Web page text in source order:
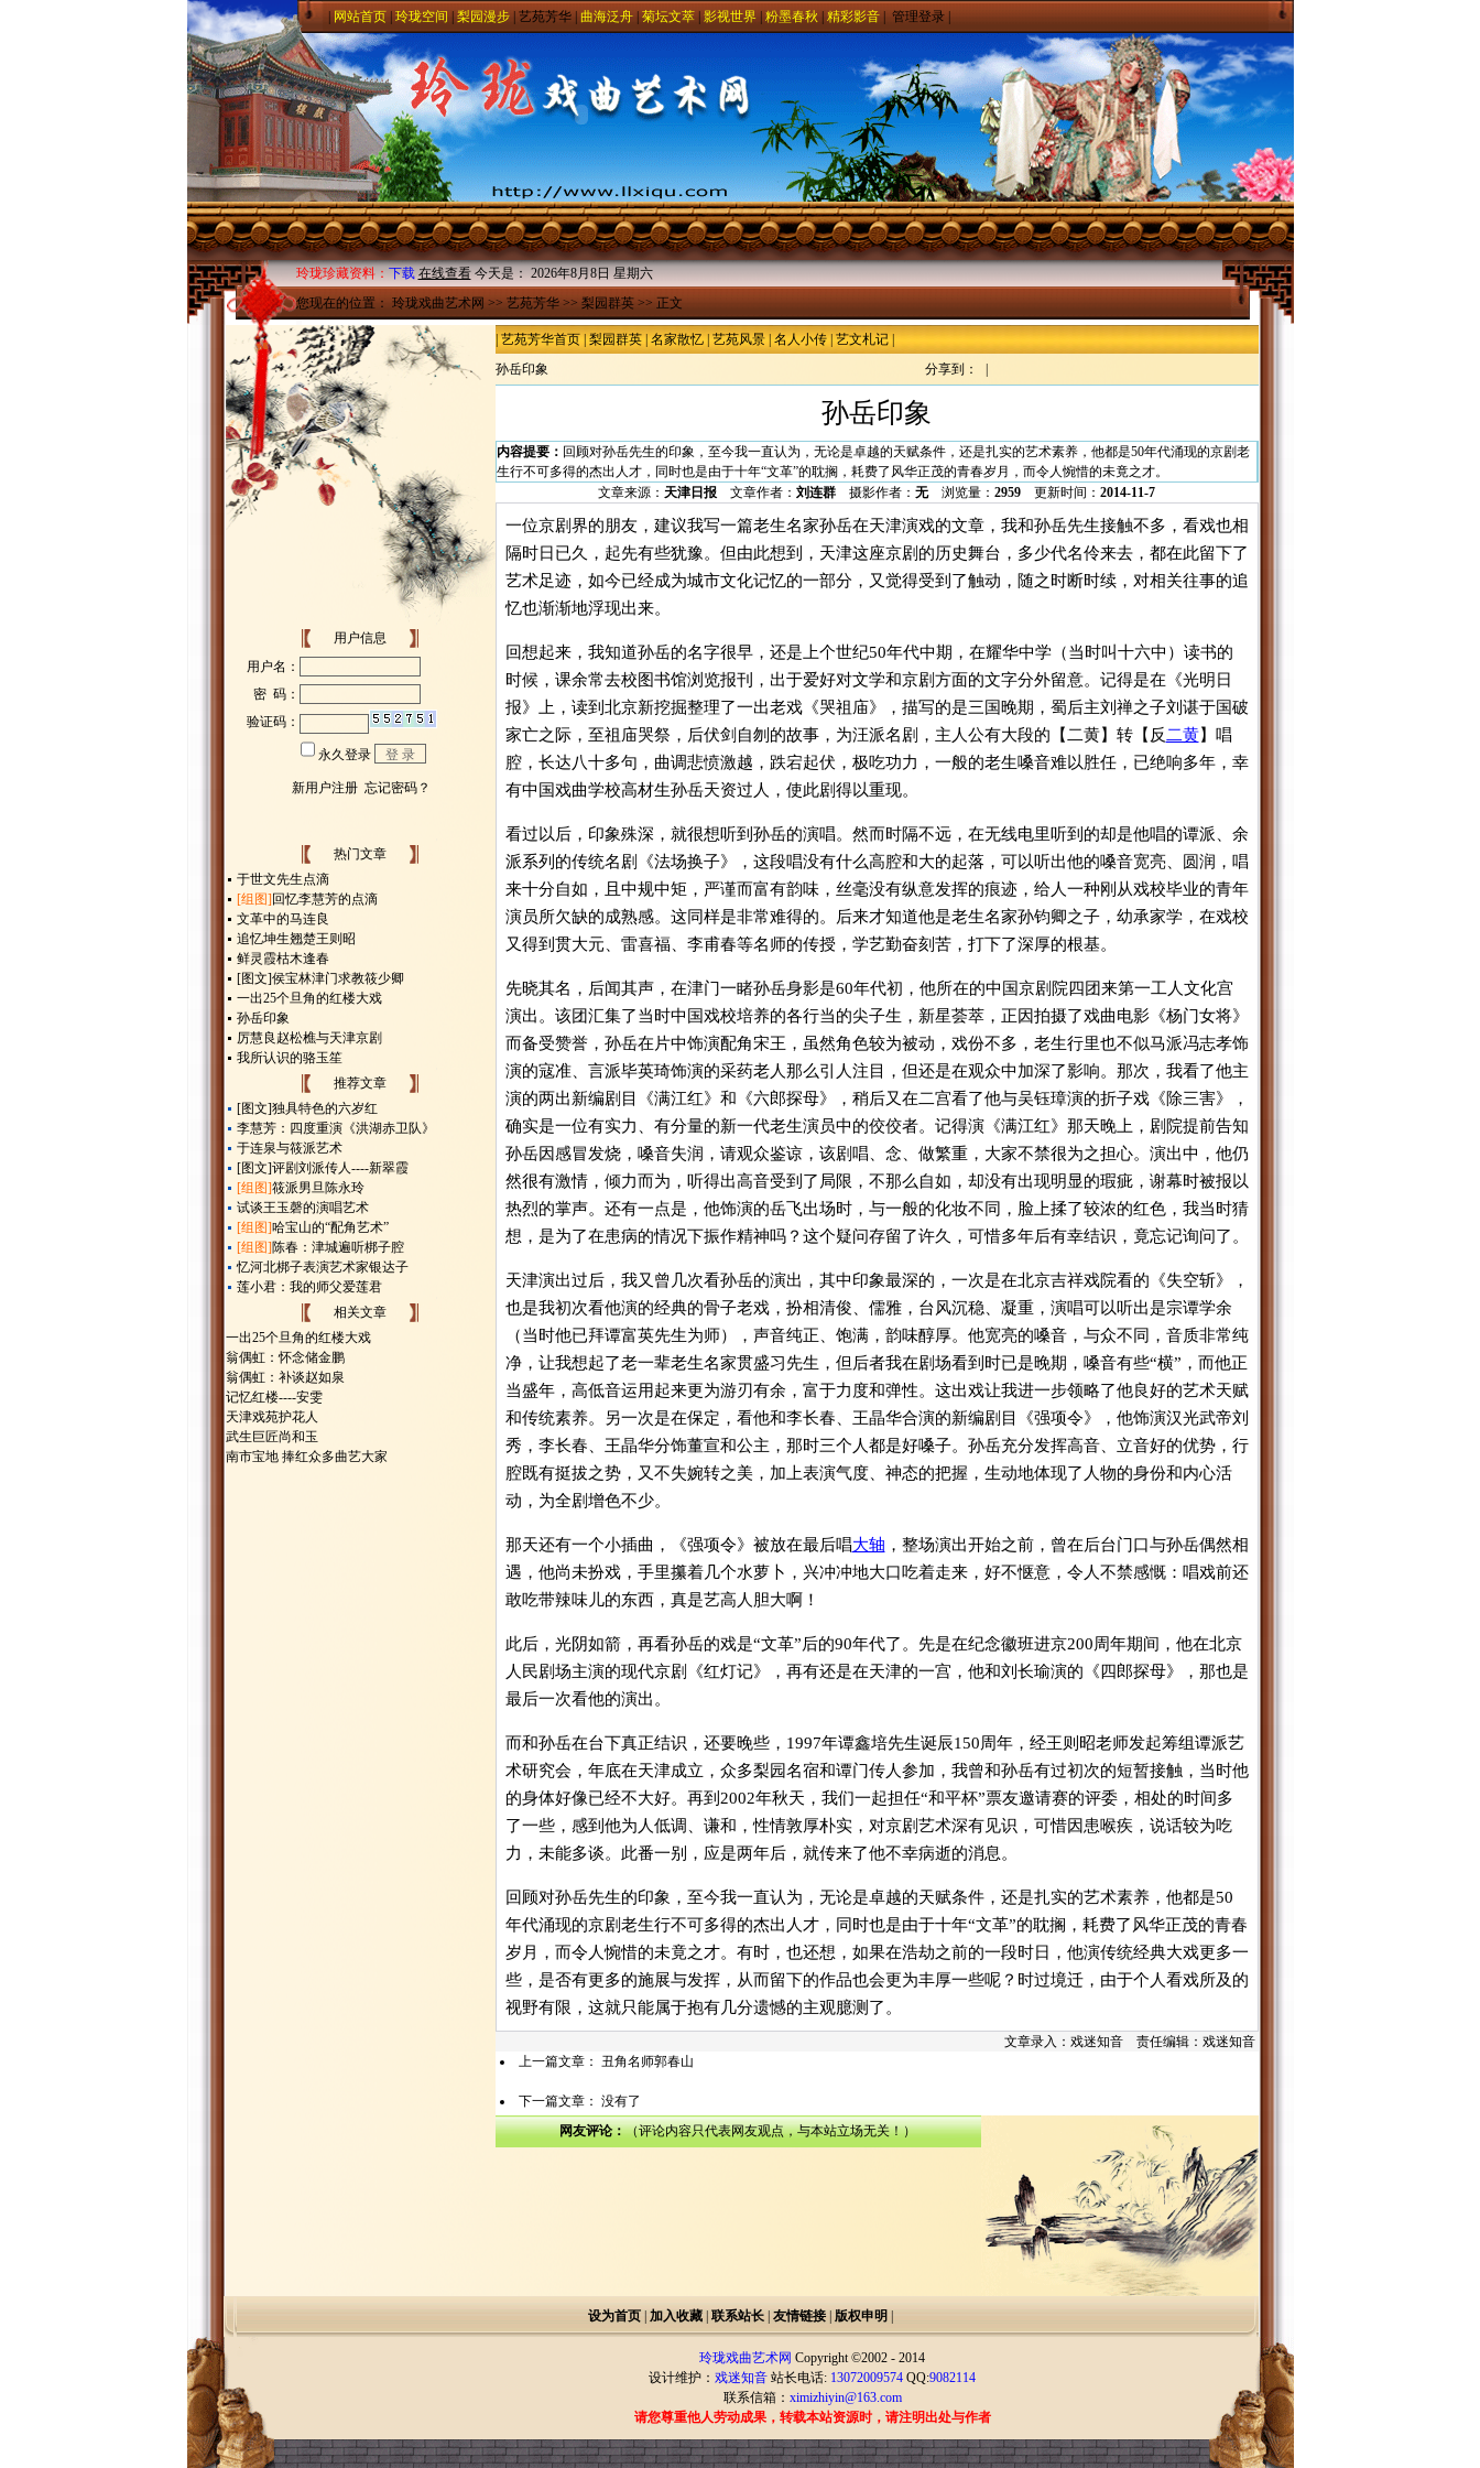
网站首页| 玲珑空间 梨园漫步| 艺苑芳华| 曲海泛舟| 菊坛文萃| 影视世界| 粉墨春秋 精彩影音| 管理登录|
玲珑珍藏资料：下载 在线查看今天是：2026年8月8日 星期六
您现在的位置：玲珑戏曲艺术网>>艺苑芳华>>梨园群英>> 正文
用户信息
热门文章
于世文先生点滴
[组图] 回忆李慧芳的点滴
文革中的马连良
追忆坤生翘楚王则昭
鲜灵霞枯木逢春
[图文]侯宝林津门求教筱少卿
一出25个旦角的红楼大戏
孙岳印象
厉慧良赵松樵与天津京剧
我所认识的骆玉笙
推荐文章
[图文]独具特色的六岁红
李慧芳：四度重演《洪湖赤卫队》
于连泉与筱派艺术
[图文]评剧刘派传人----新翠霞
[组图]筱派男旦陈永玲
试谈王玉磬的演唱艺术
[组图]哈宝山的“配角艺术”
[组图]陈春：津城遍听梆子腔
忆河北梆子表演艺术家银达子
莲小君：我的师父爱莲君
相关文章
一出25个旦角的红楼大戏
翁偶虹：怀念储金鹏
翁偶虹：补谈赵如泉
记忆红楼----安雯
天津戏苑护花人
武生巨匠尚和玉
南市宝地 捧红众多曲艺大家
艺苑芳华首页 梨园群英 名家散忆 艺苑风景 名人小传 艺文札记
孙岳印象
分享到：
孙岳印象
内容提要： 回顾对孙岳先生的印象，至今我一直认为，无论是卓越的天赋条件，还是扎实的艺术素养，他都是50年代涌现的京剧老
生行不可多得的杰出人才，同时也是由于十年“文革”的耽搁，耗费了风华正茂的青春岁月，而令人惋惜的未竟之才。
文章来源： 天津日报 文章作者： 刘连群 摄影作者： 无浏览量： 2959 更新时间： 2014-11-7
一位京剧界的朋友，建议我写一篇老生名家孙岳在天津演戏的文章，我和孙岳先生接触不多，看戏也相
隔时日已久，起先有些犹豫。但由此想到，天津这座京剧的历史舞台，多少代名伶来去，都在此留下了
艺术足迹，如今已经成为城市文化记忆的一部分，又觉得受到了触动，随之时断时续，对相关往事的追
忆也渐渐地浮现出来。
回想起来，我知道孙岳的名字很早，还是上个世纪50年代中期，在耀华中学（当时叫十六中）读书的
时候，课余常去校图书馆浏览报刊，出于爱好对文学和京剧方面的文字分外留意。记得是在《光明日
报》上，读到北京新挖掘整理了一出老戏《哭祖庙》，描写的是三国晚期，蜀后主刘禅之子刘谌于国破
家亡之际，至祖庙哭祭，后伏剑自刎的故事，为汪派名剧，主人公有大段的【二黄】转【反 二黄】唱
腔，长达八十多句，曲调悲愤激越，跌宕起伏，极吃功力，一般的老生嗓音难以胜任，已绝响多年，幸
有中国戏曲学校高材生孙岳天资过人，使此剧得以重现。
看过以后，印象殊深，就很想听到孙岳的演唱。然而时隔不远，在无线电里听到的却是他唱的谭派、余
派系列的传统名剧《法场换子》，这段唱没有什么高腔和大的起落，可以听出他的嗓音宽亮、圆润，唱
来十分自如，且中规中矩，严谨而富有韵味，丝毫没有纵意发挥的痕迹，给人一种刚从戏校毕业的青年
演员所欠缺的成熟感。这同样是非常难得的。后来才知道他是老生名家孙钧卿之子，幼承家学，在戏校
又得到贯大元、雷喜福、李甫春等名师的传授，学艺勤奋刻苦，打下了深厚的根基。
先晓其名，后闻其声，在津门一睹孙岳身影是60年代初，他所在的中国京剧院四团来第一工人文化宫
演出。该团汇集了当时中国戏校培养的各行当的尖子生，新星荟萃，正因拍摄了戏曲电影《杨门女将》
而备受赞誉，孙岳在片中饰演配角宋王，虽然角色较为被动，戏份不多，老生行里也不似马派冯志孝饰
演的寇准、言派毕英琦饰演的采药老人那么引人注目，但还是在观众中加深了影响。那次，我看了他主
演的两出新编剧目《满江红》和《六郎探母》，稍后又在二宫看了他与吴钰璋演的折子戏《除三害》，
确实是一位有实力、有分量的新一代老生演员中的佼佼者。记得演《满江红》那天晚上，剧院提前告知
孙岳因感冒发烧，嗓音失润，请观众鉴谅，该剧唱、念、做繁重，大家不禁很为之担心。演出中，他仍
然很有激情，倾力而为，听得出高音受到了局限，不那么自如，却没有出现明显的瑕疵，谢幕时被报以
热烈的掌声。还有一点是，他饰演的岳飞出场时，与一般的化妆不同，脸上揉了较浓的红色，我当时猜
想，是为了在患病的情况下振作精神吗？这个疑问存留了许久，可惜多年后有幸结识，竟忘记询问了。
天津演出过后，我又曾几次看孙岳的演出，其中印象最深的，一次是在北京吉祥戏院看的《失空斩》，
也是我初次看他演的经典的骨子老戏，扮相清俊、儒雅，台风沉稳、凝重，演唱可以听出是宗谭学余
（当时他已拜谭富英先生为师），声音纯正、饱满，韵味醇厚。他宽亮的嗓音，与众不同，音质非常纯
净，让我想起了老一辈老生名家贯盛习先生，但后者我在剧场看到时已是晚期，嗓音有些“横”，而他正
当盛年，高低音运用起来更为游刃有余，富于力度和弹性。这出戏让我进一步领略了他良好的艺术天赋
和传统素养。另一次是在保定，看他和李长春、王晶华合演的新编剧目《强项令》，他饰演汉光武帝刘
秀，李长春、王晶华分饰董宣和公主，那时三个人都是好嗓子。孙岳充分发挥高音、立音好的优势，行
腔既有挺拔之势，又不失婉转之美，加上表演气度、神态的把握，生动地体现了人物的身份和内心活
动，为全剧增色不少。
那天还有一个小插曲，《强项令》被放在最后唱大轴 ，整场演出开始之前，曾在后台门口与孙岳偶然相
遇，他尚未扮戏，手里攥着几个水萝卜，兴冲冲地大口吃着走来，好不惬意，令人不禁感慨：唱戏前还
敢吃带辣味儿的东西，真是艺高人胆大啊！
此后，光阴如箭，再看孙岳的戏是“文革”后的90年代了。先是在纪念徽班进京200周年期间，他在北京
人民剧场主演的现代京剧《红灯记》，再有还是在天津的一宫，他和刘长瑜演的《四郎探母》，那也是
最后一次看他的演出。
而和孙岳在台下真正结识，还要晚些，1997年谭鑫培先生诞辰150周年，经王则昭老师发起筹组谭派艺
术研究会，年底在天津成立，众多梨园名宿和谭门传人参加，我曾和孙岳有过初次的短暂接触，当时他
的身体好像已经不大好。再到2002年秋天，我们一起担任“和平杯”票友邀请赛的评委，相处的时间多
了一些，感到他为人低调、谦和，性情敦厚朴实，对京剧艺术深有见识，可惜因患喉疾，说话较为吃
力，未能多谈。此番一别，应是两年后，就传来了他不幸病逝的消息。
回顾对孙岳先生的印象，至今我一直认为，无论是卓越的天赋条件，还是扎实的艺术素养，他都是50
年代涌现的京剧老生行不可多得的杰出人才，同时也是由于十年“文革”的耽搁，耗费了风华正茂的青春
岁月，而令人惋惜的未竟之才。有时，也还想，如果在浩劫之前的一段时日，他演传统经典大戏更多一
些，是否有更多的施展与发挥，从而留下的作品也会更为丰厚一些呢？时过境迁，由于个人看戏所及的
视野有限，这就只能属于抱有几分遗憾的主观臆测了。
文章录入：戏迷知音 责任编辑：戏迷知音
上一篇文章： 丑角名师郭春山
下一篇文章： 没有了
网友评论：（评论内容只代表网友观点，与本站立场无关！）
设为首页 加入收藏 联系站长 友情链接| 版权申明
玲珑戏曲艺术网 Copyright ©2002 - 2014
设计维护： 戏迷知音 站长电话: 13072009574 QQ:9082114
联系信箱： ximizhiyin@163.com
请您尊重他人劳动成果，转载本站资源时，请注明出处与作者